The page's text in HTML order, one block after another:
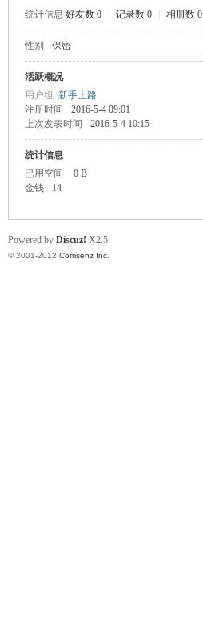
统计信息 好友数 0 记录数 0 相册数 0
性别 保密
活跃概况
用户组 新手上路
注册时间
2016-5-4 09:01
上次发表时间
2016-5-4 10:15
统计信息
已用空间
0 B
金钱
14
Powered by Discuz! X2.5
© 2001-2012 Comsenz Inc.